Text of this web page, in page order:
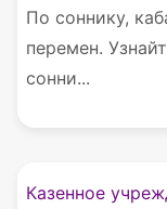
По соннику,
перемен.
сонни...
Казенное